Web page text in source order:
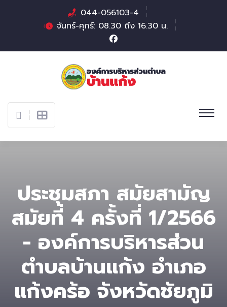
044-056103-4
จันทร์-ศุกร์: 08.30 ถึง 16.30 น.
ประชุมสภา สมัยสามัญ
สมัยที่ 4 ครั้งที่ 1/2566
- องค์การบริหารส่วน
ตําบลบ้านแก้ง อำเภอ
แก้งคร้อ จังหวัดชัยภูมิ